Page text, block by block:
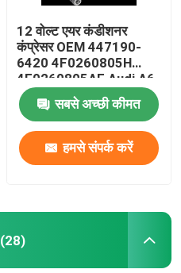
12 वोल्ट एयर कंडीशनर
कंप्रेसर OEM 447190-
6420 4F0260805H
4F0260805AF Audi A6
20 के लिए
सबसे अच्छी कीमत
हमसे संपर्क करें
(28)